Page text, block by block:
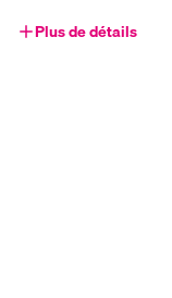
Plus de détails